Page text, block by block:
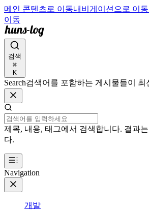
메인 콘텐츠로 이동내비게이션으로 이동
이동
검색
⌘
K
Search검색어를 포함하는 게시물들이 최
제목, 내용, 태그에서 검색합니다. 결과
다.
Navigation
개발